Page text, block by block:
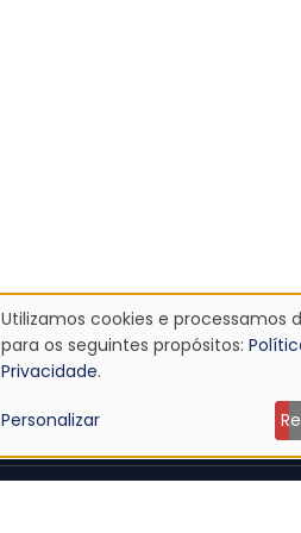
Uso
de
dados
Utilizamos cookies e processamos
para os seguintes propósitos:
Privacidade.
Personalizar